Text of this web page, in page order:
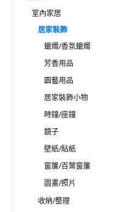
室內家居
居家裝飾
蠟燭/香氛蠟燭
芳香用品
園藝用品
居家裝飾小物
時鐘/座鐘
鏡子
壁紙/貼紙
窗簾/百葉窗簾
圖畫/照片
收納/整理